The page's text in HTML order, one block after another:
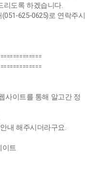
리도록 하겠습니다.
625-0625)로 연락주시
사이트를 통해 알고간 정
내 해주시더라구요.
이트